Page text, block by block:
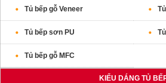
Tủ bếp gỗ Veneer
Tủ bếp sơn PU
Tủ bếp gỗ MFC
KIỂU DÁNG TỦ